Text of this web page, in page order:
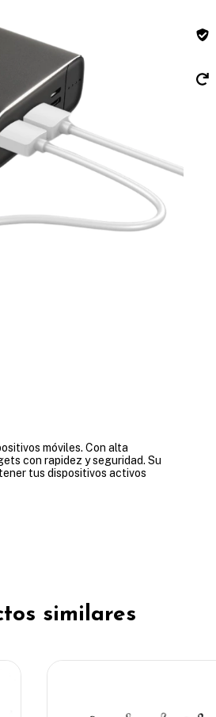
móviles. Con alta
con rapidez y seguridad. Su
tus dispositivos activos
similares